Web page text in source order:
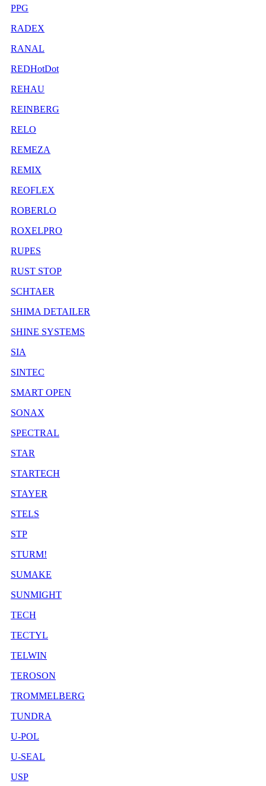
PPG
RADEX
RANAL
REDHotDot
REHAU
REINBERG
RELO
REMEZA
REMIX
REOFLEX
ROBERLO
ROXELPRO
RUPES
RUST STOP
SCHTAER
SHIMA DETAILER
SHINE SYSTEMS
SIA
SINTEC
SMART OPEN
SONAX
SPECTRAL
STAR
STARTECH
STAYER
STELS
STP
STURM!
SUMAKE
SUNMIGHT
TECH
TECTYL
TELWIN
TEROSON
TROMMELBERG
TUNDRA
U-POL
U-SEAL
USP